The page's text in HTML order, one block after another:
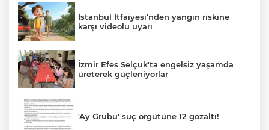
İstanbul İtfaiyesi’nden yangın riskine
karşı videolu uyarı
İzmir Efes Selçuk'ta engelsiz yaşamda
üreterek güçleniyorlar
'Ay Grubu' suç örgütüne 12 gözaltı!